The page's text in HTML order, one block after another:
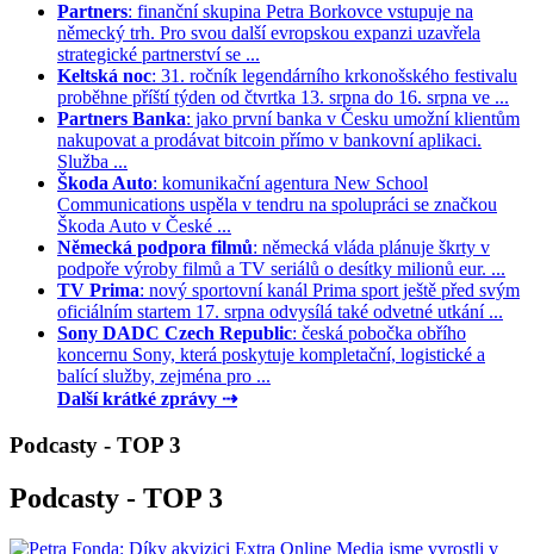
Partners: finanční skupina Petra Borkovce vstupuje na
německý trh. Pro svou další evropskou expanzi uzavřela
strategické partnerství se ...
Keltská noc: 31. ročník legendárního krkonošského festivalu
proběhne příští týden od čtvrtka 13. srpna do 16. srpna ve ...
Partners Banka: jako první banka v Česku umožní klientům
nakupovat a prodávat bitcoin přímo v bankovní aplikaci.
Služba ...
Škoda Auto: komunikační agentura New School
Communications uspěla v tendru na spolupráci se značkou
Škoda Auto v České ...
Německá podpora filmů: německá vláda plánuje škrty v
podpoře výroby filmů a TV seriálů o desítky milionů eur. ...
TV Prima: nový sportovní kanál Prima sport ještě před svým
oficiálním startem 17. srpna odvysílá také odvetné utkání ...
Sony DADC Czech Republic: česká pobočka obřího
koncernu Sony, která poskytuje kompletační, logistické a
balící služby, zejména pro ...
Další krátké zprávy ⇢
Podcasty - TOP 3
Podcasty - TOP 3